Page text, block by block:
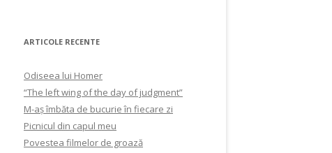
ARTICOLE RECENTE
Odiseea lui Homer
“The left wing of the day of judgment”
M-aș îmbăta de bucurie în fiecare zi
Picnicul din capul meu
Povestea filmelor de groază